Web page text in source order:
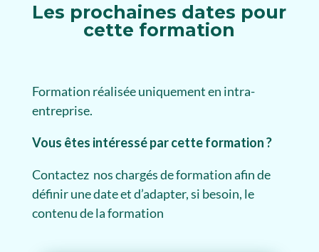
Les prochaines dates pour
cette formation
Formation réalisée uniquement en intra-
entreprise.
Vous êtes intéressé par cette formation ?
Contactez nos chargés de formation afin de
définir une date et d’adapter, si besoin, le
contenu de la formation